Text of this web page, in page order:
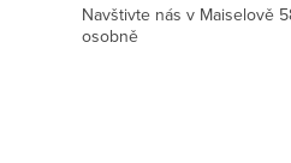
Navštivte nás v Maiselově
osobně